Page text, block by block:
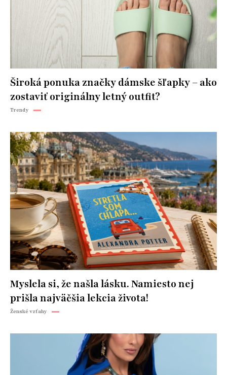
Široká ponuka značky dámske šľapky – ako
zostaviť originálny letný outfit?
Trendy
Myslela si, že našla lásku. Namiesto nej
prišla najväčšia lekcia života!
Ženské vzťahy